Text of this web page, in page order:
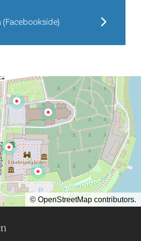
(Facebookside)
© OpenStreetMap contributors.